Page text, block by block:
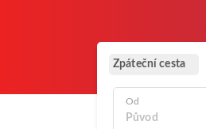
Zpáteční cesta
Od